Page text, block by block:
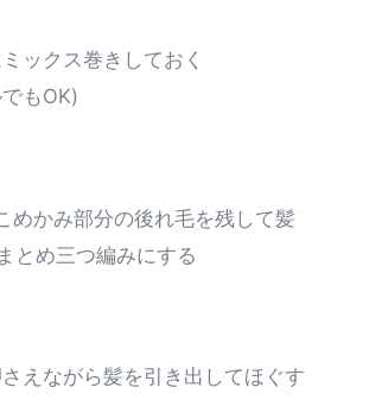
ックス巻きしておく
もOK)
めかみ部分の後れ毛を残して髪
とめ三つ編みにする
えながら髪を引き出してほぐす